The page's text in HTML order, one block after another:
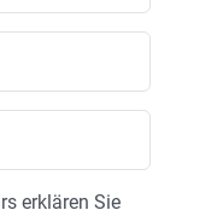
erklären Sie